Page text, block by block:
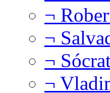
¬
¬
¬
¬